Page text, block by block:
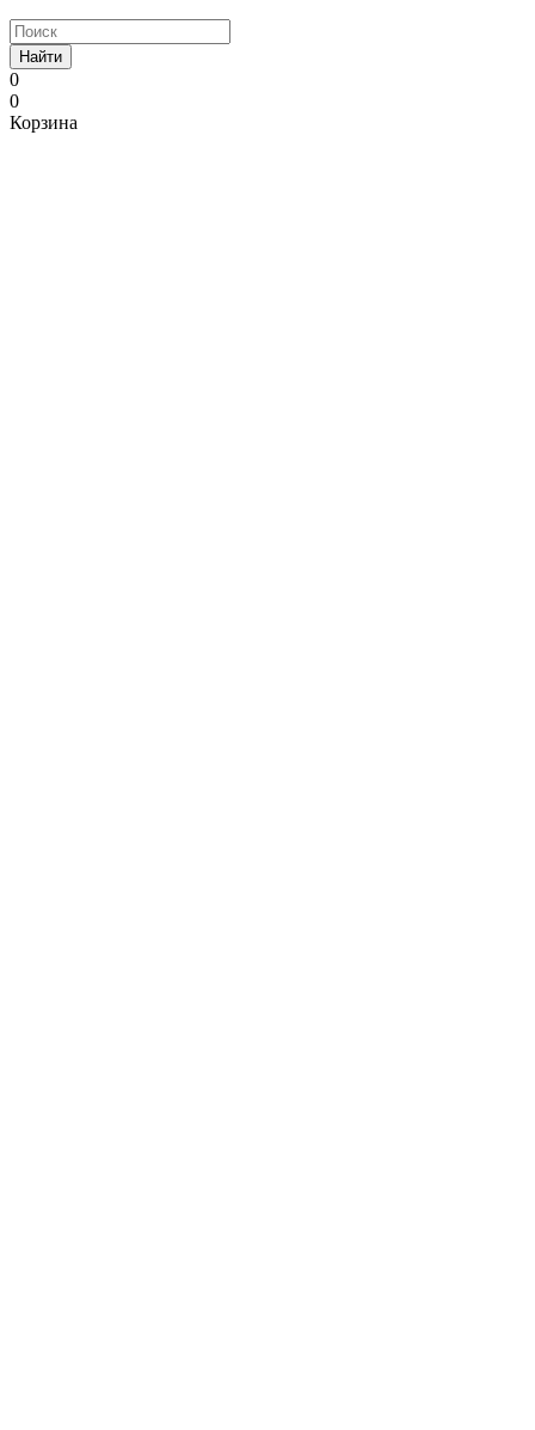
Найти
0
0
Корзина